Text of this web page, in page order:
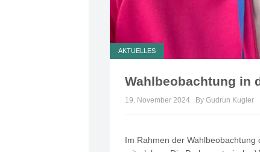
AKTUELLES
Wahlbeobachtung in
19. November 2024 By Gudrun Kugler
Im Rahmen der